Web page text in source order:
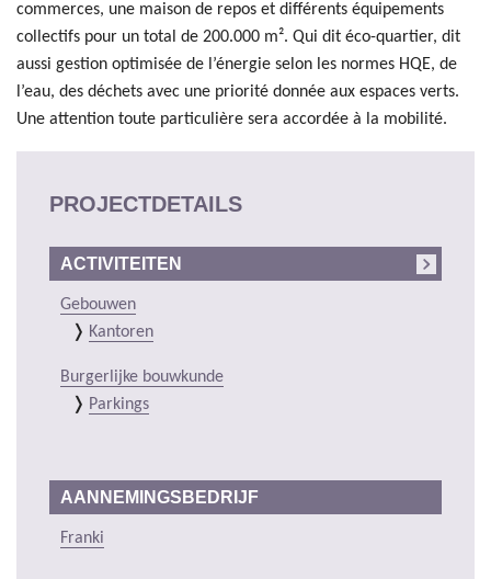
commerces, une maison de repos et différents équipements
collectifs pour un total de 200.000 m². Qui dit éco-quartier, dit
aussi gestion optimisée de l’énergie selon les normes HQE, de
l’eau, des déchets avec une priorité donnée aux espaces verts.
Une attention toute particulière sera accordée à la mobilité.
PROJECTDETAILS
ACTIVITEITEN
Gebouwen
Kantoren
Burgerlijke bouwkunde
Parkings
AANNEMINGSBEDRIJF
Franki